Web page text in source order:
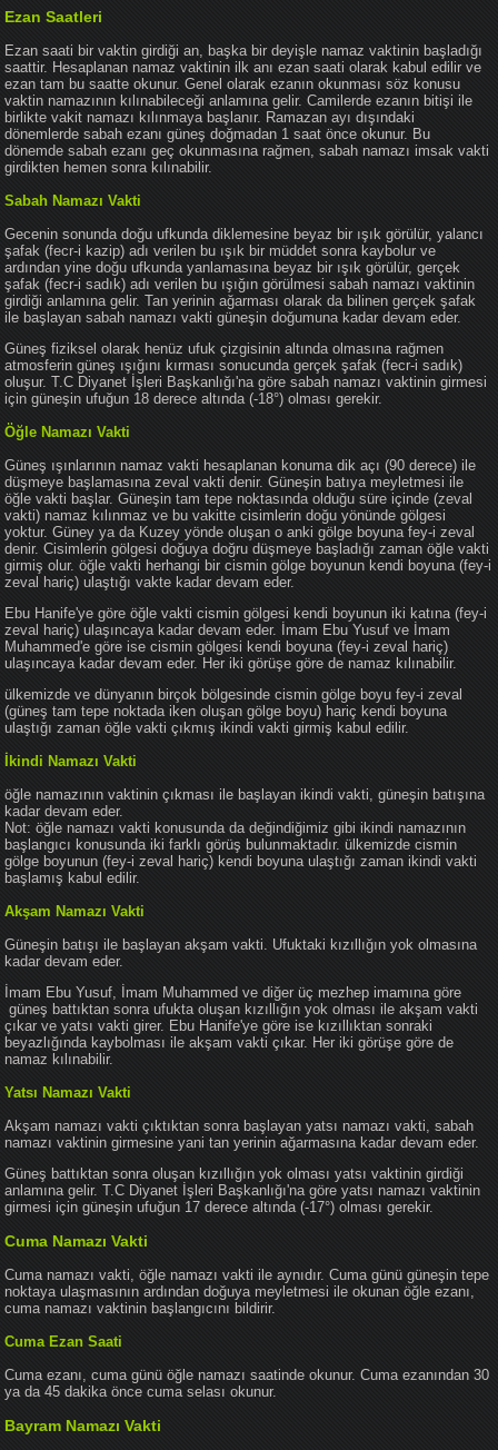
Ezan Saatleri
Ezan saati bir vaktin girdiği an, başka bir deyişle namaz vaktinin başladığı
saattir. Hesaplanan namaz vaktinin ilk anı ezan saati olarak kabul edilir ve
ezan tam bu saatte okunur. Genel olarak ezanın okunması söz konusu
vaktin namazının kılınabileceği anlamına gelir. Camilerde ezanın bitişi ile
birlikte vakit namazı kılınmaya başlanır. Ramazan ayı dışındaki
dönemlerde sabah ezanı güneş doğmadan 1 saat önce okunur. Bu
dönemde sabah ezanı geç okunmasına rağmen, sabah namazı imsak vakti
girdikten hemen sonra kılınabilir.
Sabah Namazı Vakti
Gecenin sonunda doğu ufkunda diklemesine beyaz bir ışık görülür, yalancı
şafak (fecr-i kazip) adı verilen bu ışık bir müddet sonra kaybolur ve
ardından yine doğu ufkunda yanlamasına beyaz bir ışık görülür, gerçek
şafak (fecr-i sadık) adı verilen bu ışığın görülmesi sabah namazı vaktinin
girdiği anlamına gelir. Tan yerinin ağarması olarak da bilinen gerçek şafak
ile başlayan sabah namazı vakti güneşin doğumuna kadar devam eder.
Güneş fiziksel olarak henüz ufuk çizgisinin altında olmasına rağmen
atmosferin güneş ışığını kırması sonucunda gerçek şafak (fecr-i sadık)
oluşur. T.C Diyanet İşleri Başkanlığı'na göre sabah namazı vaktinin girmesi
için güneşin ufuğun 18 derece altında (-18°) olması gerekir.
Öğle Namazı Vakti
Güneş ışınlarının namaz vakti hesaplanan konuma dik açı (90 derece) ile
düşmeye başlamasına zeval vakti denir. Güneşin batıya meyletmesi ile
öğle vakti başlar. Güneşin tam tepe noktasında olduğu süre içinde (zeval
vakti) namaz kılınmaz ve bu vakitte cisimlerin doğu yönünde gölgesi
yoktur. Güney ya da Kuzey yönde oluşan o anki gölge boyuna fey-i zeval
denir. Cisimlerin gölgesi doğuya doğru düşmeye başladığı zaman öğle vakti
girmiş olur. öğle vakti herhangi bir cismin gölge boyunun kendi boyuna (fey-i
zeval hariç) ulaştığı vakte kadar devam eder.
Ebu Hanife'ye göre öğle vakti cismin gölgesi kendi boyunun iki katına (fey-i
zeval hariç) ulaşıncaya kadar devam eder. İmam Ebu Yusuf ve İmam
Muhammed'e göre ise cismin gölgesi kendi boyuna (fey-i zeval hariç)
ulaşıncaya kadar devam eder. Her iki görüşe göre de namaz kılınabilir.
ülkemizde ve dünyanın birçok bölgesinde cismin gölge boyu fey-i zeval
(güneş tam tepe noktada iken oluşan gölge boyu) hariç kendi boyuna
ulaştığı zaman öğle vakti çıkmış ikindi vakti girmiş kabul edilir.
İkindi Namazı Vakti
öğle namazının vaktinin çıkması ile başlayan ikindi vakti, güneşin batışına
kadar devam eder.
Not: öğle namazı vakti konusunda da değindiğimiz gibi ikindi namazının
başlangıcı konusunda iki farklı görüş bulunmaktadır. ülkemizde cismin
gölge boyunun (fey-i zeval hariç) kendi boyuna ulaştığı zaman ikindi vakti
başlamış kabul edilir.
Akşam Namazı Vakti
Güneşin batışı ile başlayan akşam vakti. Ufuktaki kızıllığın yok olmasına
kadar devam eder.
İmam Ebu Yusuf, İmam Muhammed ve diğer üç mezhep imamına göre
güneş battıktan sonra ufukta oluşan kızıllığın yok olması ile akşam vakti
çıkar ve yatsı vakti girer. Ebu Hanife'ye göre ise kızıllıktan sonraki
beyazlığında kaybolması ile akşam vakti çıkar. Her iki görüşe göre de
namaz kılınabilir.
Yatsı Namazı Vakti
Akşam namazı vakti çıktıktan sonra başlayan yatsı namazı vakti, sabah
namazı vaktinin girmesine yani tan yerinin ağarmasına kadar devam eder.
Güneş battıktan sonra oluşan kızıllığın yok olması yatsı vaktinin girdiği
anlamına gelir. T.C Diyanet İşleri Başkanlığı'na göre yatsı namazı vaktinin
girmesi için güneşin ufuğun 17 derece altında (-17°) olması gerekir.
Cuma Namazı Vakti
Cuma namazı vakti, öğle namazı vakti ile aynıdır. Cuma günü güneşin tepe
noktaya ulaşmasının ardından doğuya meyletmesi ile okunan öğle ezanı,
cuma namazı vaktinin başlangıcını bildirir.
Cuma Ezan Saati
Cuma ezanı, cuma günü öğle namazı saatinde okunur. Cuma ezanından 30
ya da 45 dakika önce cuma selası okunur.
Bayram Namazı Vakti